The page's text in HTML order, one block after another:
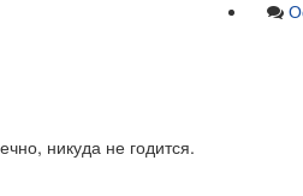
никуда не годится.